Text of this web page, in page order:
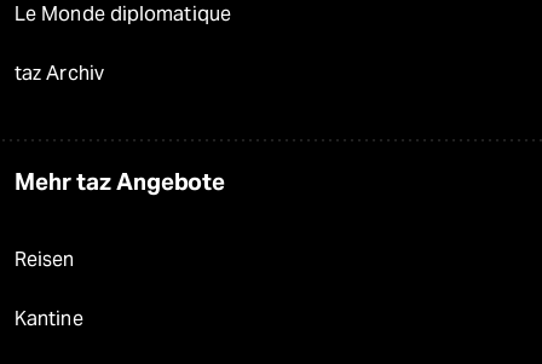
Le Monde diplomatique
taz Archiv
Mehr taz Angebote
Reisen
Kantine